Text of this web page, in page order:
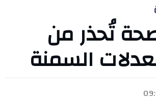
تُحذر من
السمنة